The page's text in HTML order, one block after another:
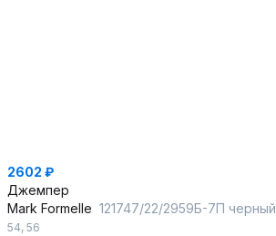
2602 ₽
Джемпер
Mark Formelle 121747/22/2959Б-7П черный
54, 56